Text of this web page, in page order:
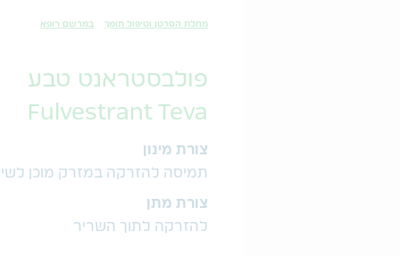
מחלת הסרטן וטיפול תומך במרשם רופא
פולבסטראנט טבע
Fulvestrant Teva
צורת מינון
תמיסה להזרקה במזרק מוכן
צורת מתן
להזרקה לתוך השריר